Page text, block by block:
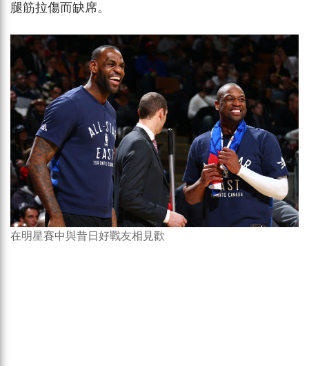
腿筋拉傷而缺席。
在明星賽中與昔日好戰友相見歡